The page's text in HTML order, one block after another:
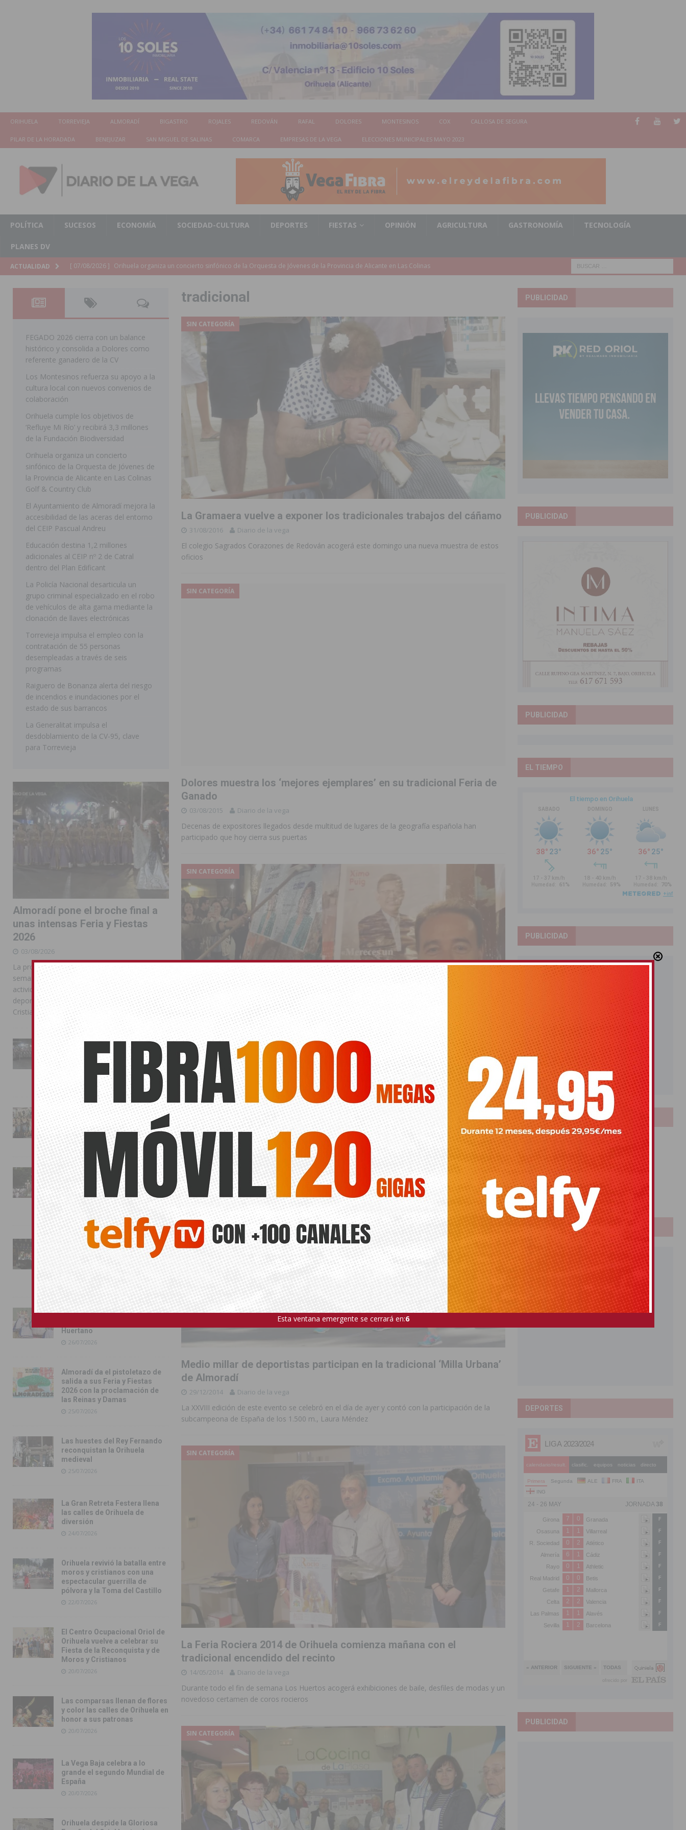
ORIHUELA TORREVIEJA ALMORADÍ BIGASTRO ROJALES REDOVÁN RAFAL DOLORES MONTESINOS COX CALLOSA DE SEGURA
PILAR DE LA HORADADA BENEJUZAR SAN MIGUEL DE SALINAS COMARCA EMPRESAS DE LA VEGA ELECCIONES MUNICIPALES MAYO 2023
POLÍTICA SUCESOS ECONOMÍA SOCIEDAD-CULTURA DEPORTES FIESTAS OPINIÓN AGRICULTURA GASTRONOMÍA TECNOLOGÍA
PLANES DV
ACTUALIDAD [ 07/08/2026 ] El Ayuntamiento de Almoradí mejora la accesibilidad de las aceras del entorno del CEIP Pascual Andreu
[ 07/08/2026 ]
Educación destina 1,2 millones adicionales al CEIP nº 2 de Catral dentro del Plan Edificant
[ 07/08/2026 ] La Policía Nacional desarticula un grupo criminal especializado en el robo de vehículos de alta gama mediante la
clonación de llaves electrónicas
[ 07/08/2026 ] Torrevieja impulsa el empleo con la contratación de 55 personas desempleadas a través de seis programas
[ 07/08/2026 ] Raiguero de Bonanza alerta del riesgo de incendios e inundaciones por el estado de sus barrancos
[ 07/08/2026 ]
La Generalitat impulsa el desdoblamiento de la CV-95, clave para Torrevieja
TORREVIEJA
[ 07/08/2026 ] Benferri ya se prepara para dar comienzo a sus Fiestas 2026
COMARCA
[ 07/08/2026 ] Bigastro se viste de gala para la coronación de la Corte 2026
[ 07/08/2026 ]
Rojales clausura con éxito las Fiestas de las Urbanizaciones de Ciudad Quesada 2026
ROJALES
[ 06/08/2026 ]
Redován presenta la programación de sus Fiestas Patronales en honor a la Virgen de la Salud y San Miguel
Arcángel
REDOVÁN
[ 06/08/2026 ]
El PSOE denuncia una nueva prórroga de la ORA en Orihuela ‘sin mejoras ni bonificaciones’
[ 07/08/2026 ] FEGADO 2026 cierra con un balance histórico y consolida a Dolores como referente ganadero de la CV
DOLORES
[ 07/08/2026 ] Orihuela cumple los objetivos de ‘Refluye Mi Río’ y recibirá 3,3 millones de la Fundación Biodiversidad
ORIHUELA
[ 07/08/2026 ]
Orihuela organiza un concierto sinfónico de la Orquesta de Jóvenes de la Provincia de Alicante en Las Colinas
Golf & Country Club
tradicional
SIN CATEGORÍA
La Gramaera vuelve a exponer los tradicionales trabajos del cáñamo
31/08/2016 Diario de la vega
El colegio Sagrados Corazones de Redován acogerá este domingo una nueva muestra de estos
oficios
SIN CATEGORÍA
Dolores muestra los ‘mejores ejemplares’ en su tradicional Feria de
Ganado
03/08/2015 Diario de la vega
Decenas de expositores llegados desde multitud de lugares de la geografía española han
participado que hoy cierra sus puertas
SIN CATEGORÍA
La comarca se suma a la pegada de carteles que marca el inicio de la
campaña electoral
08/05/2015 Diario de la vega
Candidatos, militantes y simpatizantes han señalado cada rincón de la Vega Baja con el color y
sello político que defenderán de cara al 24-M
SIN CATEGORÍA
Medio millar de deportistas participan en la tradicional ‘Milla Urbana’
de Almoradí
29/12/2014 Diario de la vega
La XXVIII edición de este evento se celebró en el día de ayer y contó con la participación de la
subcampeona de España de los 1.500 m., Laura Méndez
SIN CATEGORÍA
La Feria Rociera 2014 de Orihuela comienza mañana con el
tradicional encendido del recinto
14/05/2014 Diario de la vega
Durante todo el fin de semana Los Huertos acogerá exhibiciones de baile, desfiles de modas y un
novedoso certamen de coros rocieros
SIN CATEGORÍA
FEGADO 2026 cierra con un balance
histórico y consolida a Dolores como
referente ganadero de la CV
Los Montesinos refuerza su apoyo a la
cultura local con nuevos convenios de
colaboración
Orihuela cumple los objetivos de
‘Refluye Mi Río’ y recibirá 3,3 millones
de la Fundación Biodiversidad
Orihuela organiza un concierto
sinfónico de la Orquesta de Jóvenes de
la Provincia de Alicante en Las Colinas
Golf & Country Club
El Ayuntamiento de Almoradí mejora la
accesibilidad de las aceras del entorno
del CEIP Pascual Andreu
Educación destina 1,2 millones
adicionales al CEIP nº 2 de Catral
dentro del Plan Edificant
La Policía Nacional desarticula un
grupo criminal especializado en el robo
de vehículos de alta gama mediante la
clonación de llaves electrónicas
Torrevieja impulsa el empleo con la
contratación de 55 personas
desempleadas a través de seis
programas
Raiguero de Bonanza alerta del riesgo
de incendios e inundaciones por el
estado de sus barrancos
La Generalitat impulsa el
desdoblamiento de la CV-95, clave
para Torrevieja
Almoradí pone el broche final a
unas intensas Feria y Fiestas
2026
03/08/2026
La programación reunió durante más de una
semana actos institucionales, conciertos,
actividades familiares, competiciones
deportivas y las celebraciones de Moros y
Cristianos
La Entrada Cristiana llena de
esplendor las calles de
Almoradí en una multitudinaria
jornada festera
02/08/2026
La magia de la Entrada Mora
conquista las calles de
Almoradí
01/08/2026
La fiesta se adueña de
Almoradí con la presentación
de los cargos festeros y la
toma del castillo
31/07/2026
Pilar de la Horadada
conmemora con emoción el
40º aniversario de su
independencia como municipio
31/07/2026
Almoradí presume de raíces
Huertano
26/07/2026
Almoradí da el pistoletazo de
salida a sus Feria y Fiestas
2026 con la proclamación de
las Reinas y Damas
25/07/2026
Las huestes del Rey Fernando
reconquistan la Orihuela
medieval
25/07/2026
La Gran Retreta Festera llena
las calles de Orihuela de
diversión
24/07/2026
Orihuela revivió la batalla entre
moros y cristianos con una
espectacular guerrilla de
pólvora y la Toma del Castillo
22/07/2026
El Centro Ocupacional Oriol de
Orihuela vuelve a celebrar su
Fiesta de la Reconquista y de
Moros y Cristianos
20/07/2026
Las comparsas llenan de flores
y color las calles de Orihuela en
honor a sus patronas
20/07/2026
La Vega Baja celebra a lo
grande el segundo Mundial de
España
20/07/2026
Orihuela despide la Gloriosa
PUBLICIDAD
PUBLICIDAD
PUBLICIDAD
EL TIEMPO
PUBLICIDAD
LOTERIAS
Bonoloto
Primitiva
El Gordo
Euromillones
Loteria
Once
PUBLICIDAD
DEPORTES
PUBLICIDAD
Esta ventana emergente se cerrará en:5